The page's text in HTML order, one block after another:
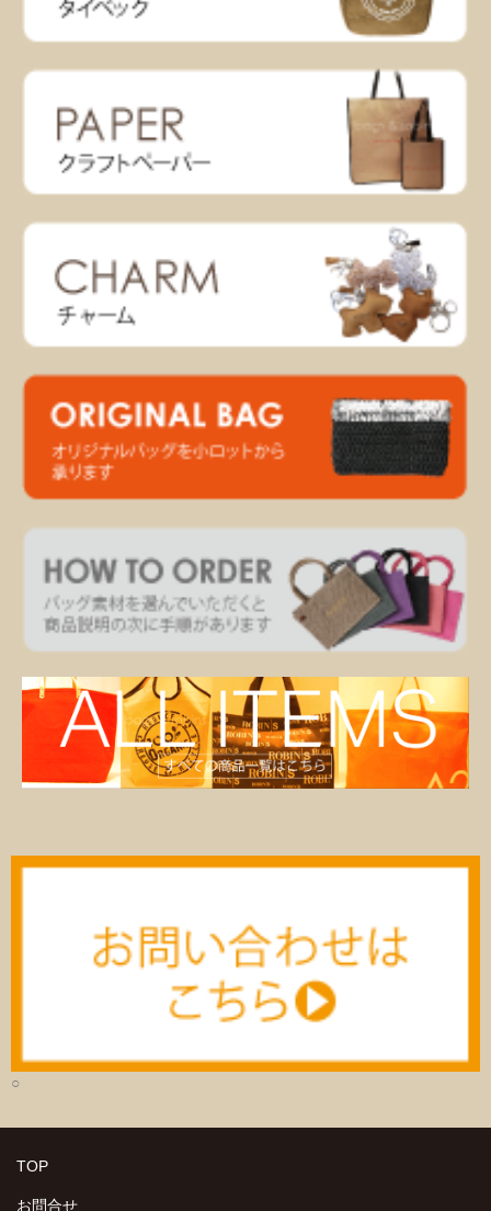
○
TOP
お問合せ